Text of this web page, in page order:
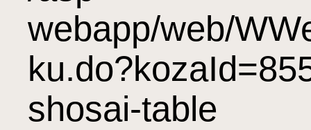
webapp/web/
shosai-table